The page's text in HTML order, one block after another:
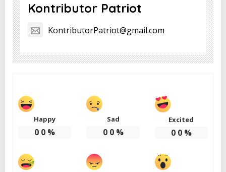
Kontributor Patriot
KontributorPatriot@gmail.com
Happy
0 0 %
Sad
0 0%
Excited
0 0%